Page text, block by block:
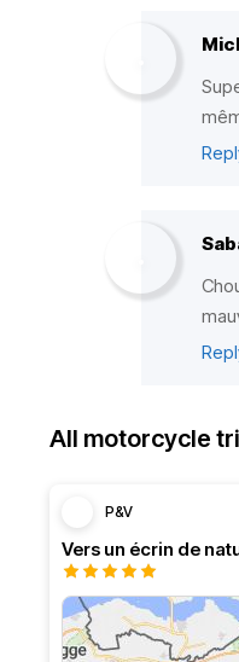
All motorcycle
P&V
Vers un écrin de